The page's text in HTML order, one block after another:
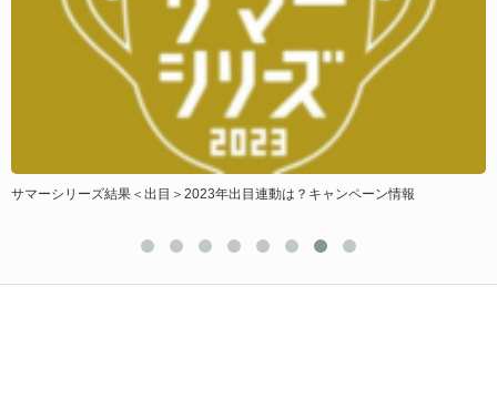
サマーシリーズ結果＜出目＞2023年出目連動は？キャンペーン情報